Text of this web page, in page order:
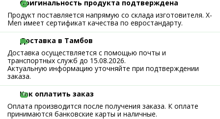
Оригинальность продукта подтверждена
Продукт поставляется напрямую со склада изготовителя. X-
Men имеет сертификат качества по евростандарту.
Доставка в Тамбов
Доставка осуществляется с помощью почты и
транспортных служб до 15.08.2026.
Актуальную информацию уточняйте при подтверждении
заказа.
Как оплатить заказ
Оплата производится после получения заказа. К оплате
принимаются банковские карты и наличные.